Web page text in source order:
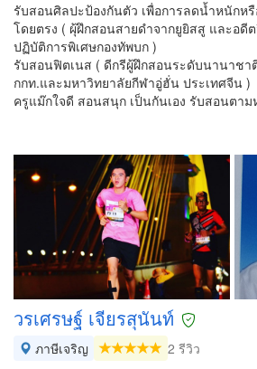
รับสอนศิลปะป้องกันตัว เพื่อการลดน้ำหนักหรื
โดยตรง ( ผุ้ฝึกสอนสายดำจากยูยิสสู และอดี
ปฏิบัติการพิเศษกองทัพบก )
รับสอนฟิตเนส ( ดีกรีผู้ฝึกสอนระดับนานาชา
กกท.และมหาวิทยาลัยกีฬาอู่ฮั่น ประเทศจีน )
ครูแม๊กใจดี สอนสนุก เป็นกันเอง รับสอนตา
วรเศรษฐ์ เจียรสุนันท์
ภาษีเจริญ
2 รีวิว